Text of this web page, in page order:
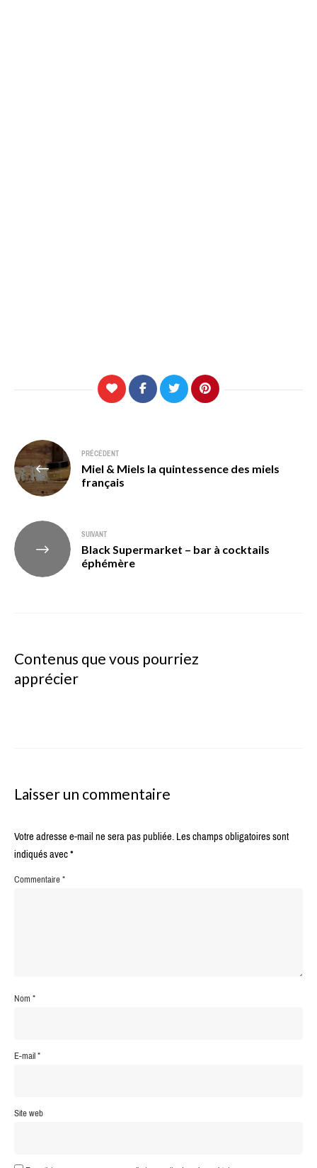
Navigation
de
l’article
PRÉCÉDENT
Miel & Miels la quintessence des miels
français
SUIVANT
Black Supermarket – bar à cocktails
éphémère
Contenus que vous pourriez
apprécier
Laisser un commentaire
Votre adresse e-mail ne sera pas publiée.Les champs obligatoires sont
indiqués avec*
Commentaire*
Nom*
E-mail*
Site web